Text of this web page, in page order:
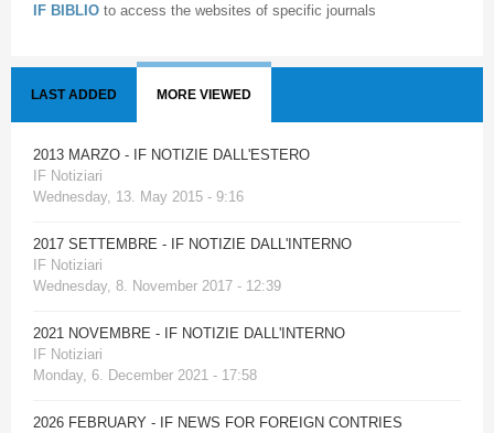
IF BIBLIO to access the websites of specific journals
LAST ADDED MORE VIEWED
2013 MARZO - IF NOTIZIE DALL'ESTERO
IF Notiziari
Wednesday, 13. May 2015 - 9:16
2017 SETTEMBRE - IF NOTIZIE DALL'INTERNO
IF Notiziari
Wednesday, 8. November 2017 - 12:39
2021 NOVEMBRE - IF NOTIZIE DALL'INTERNO
IF Notiziari
Monday, 6. December 2021 - 17:58
2026 FEBRUARY - IF NEWS FOR FOREIGN CONTRIES